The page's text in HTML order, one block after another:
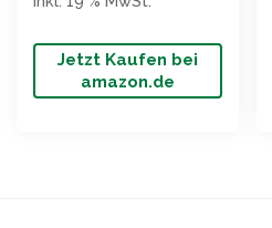
Jetzt Kaufen bei
amazon.de